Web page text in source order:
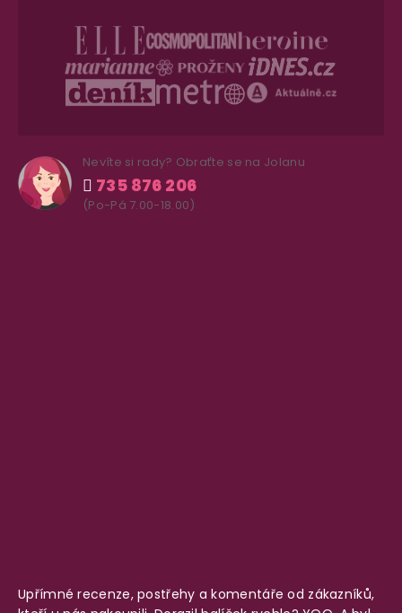
Nevíte si rady? Obraťte se na Jolanu
735 876 206
(Po-Pá 7.00-18.00)
Upřímné recenze, postřehy a komentáře od zákazníků,